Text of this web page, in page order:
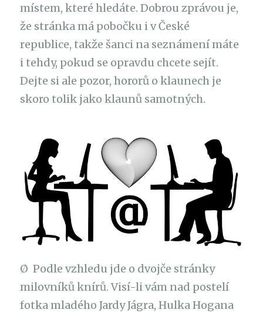
místem, které hledáte. Dobrou zprávou je,
že stránka má pobočku i v České
republice, takže šanci na seznámení máte
i tehdy, pokud se opravdu chcete sejít.
Dejte si ale pozor, hororů o klaunech je
skoro tolik jako klaunů samotných.
Ø Podle vzhledu jde o dvojče stránky
milovníků knírů. Visí-li vám nad postelí
fotka mladého Jardy Jágra, Hulka Hogana